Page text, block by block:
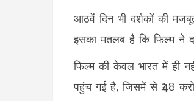
आठवें दिन भी दर्शकों की
इसका मतलब है कि फिल्म ने
फिल्म की केवल भारत में ही
पहुंच गई है, जिसमें से ₹48